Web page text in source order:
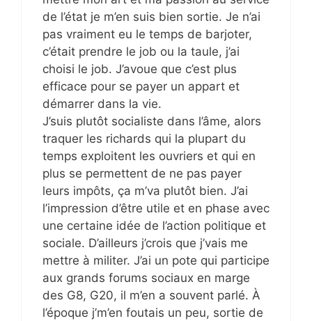
de l’état je m’en suis bien sortie. Je n’ai
pas vraiment eu le temps de barjoter,
c’était prendre le job ou la taule, j’ai
choisi le job. J’avoue que c’est plus
efficace pour se payer un appart et
démarrer dans la vie.
J’suis plutôt socialiste dans l’âme, alors
traquer les richards qui la plupart du
temps exploitent les ouvriers et qui en
plus se permettent de ne pas payer
leurs impôts, ça m’va plutôt bien. J’ai
l’impression d’être utile et en phase avec
une certaine idée de l’action politique et
sociale. D’ailleurs j’crois que j’vais me
mettre à militer. J’ai un pote qui participe
aux grands forums sociaux en marge
des G8, G20, il m’en a souvent parlé. À
l’époque j’m’en foutais un peu, sortie de